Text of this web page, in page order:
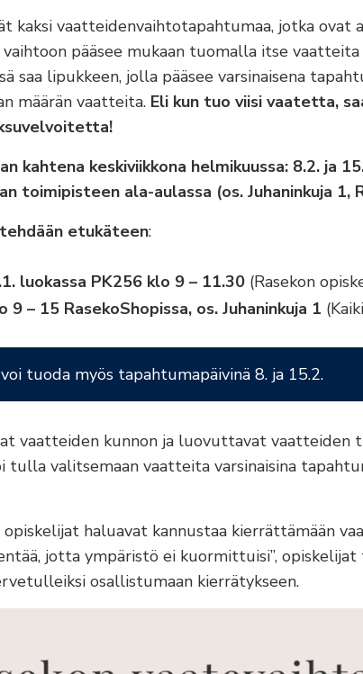
kaksi vaatteidenvaihtotapahtumaa, jotka ovat
vaihtoon pääsee mukaan tuomalla itse
saa lipukkeen, jolla pääsee varsinaisena
määrän vaatteita. Eli kun tuo viisi vaatetta,
kahtena keskiviikkona helmikuussa: 8.2. ja
toimipisteen ala-aulassa (os. Juhaninkuja 1,
etukäteen:
luokassa PK256 klo 9 – 11.30 (Rasekon
– 15 RasekoShopissa, os. Juhaninkuja 1
tuoda myös tapahtumapäivinä 8. ja 15.2.
vaatteiden kunnon ja luovuttavat vaatteiden
tulla valitsemaan vaatteita varsinaisina
haluavat kannustaa kierrättämään
jotta ympäristö ei kuormittuisi”,
osallistumaan kierrätykseen.